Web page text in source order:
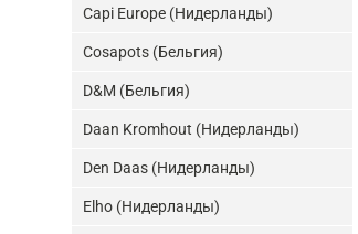
Capi Europe (Нидерланды)
Cosapots (Бельгия)
D&M (Бельгия)
Daan Kromhout (Нидерланды)
Den Daas (Нидерланды)
Elho (Нидерланды)